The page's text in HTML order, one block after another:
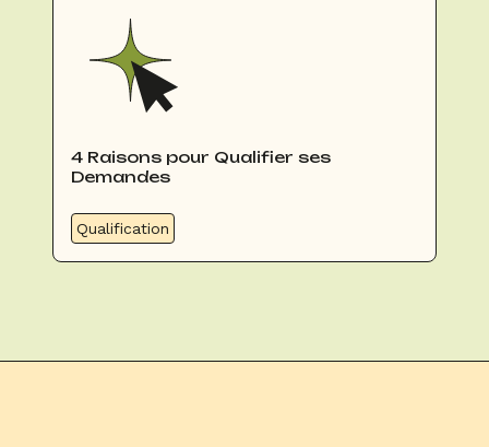
4 Raisons pour Qualifier ses
Demandes
Qualification